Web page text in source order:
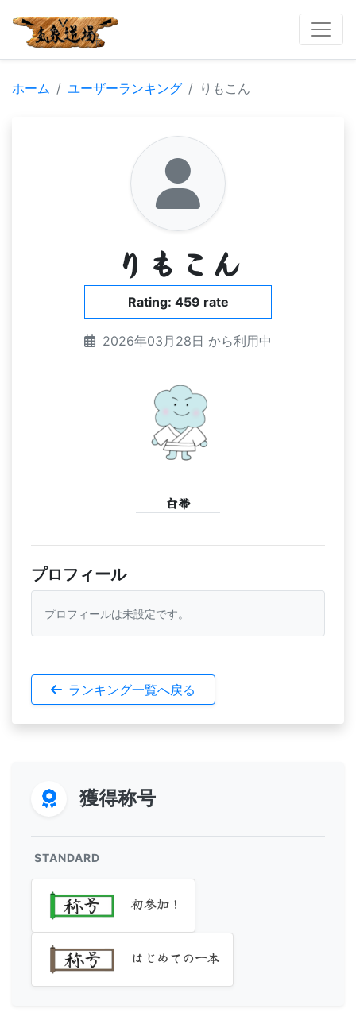
ホーム ユーザーランキング りもこん
りもこん
Rating: 459 rate
2026年03月28日 から利用中
白帯
プロフィール
プロフィールは未設定です。
ランキング一覧へ戻る
獲得称号
STANDARD
初参加！
はじめての一本